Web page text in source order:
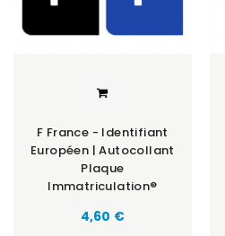
F France - Identifiant
Européen | Autocollant
Plaque
Immatriculation®
Prix
4,60 €